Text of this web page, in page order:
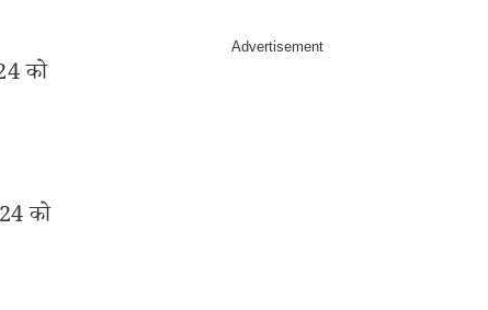
को
को